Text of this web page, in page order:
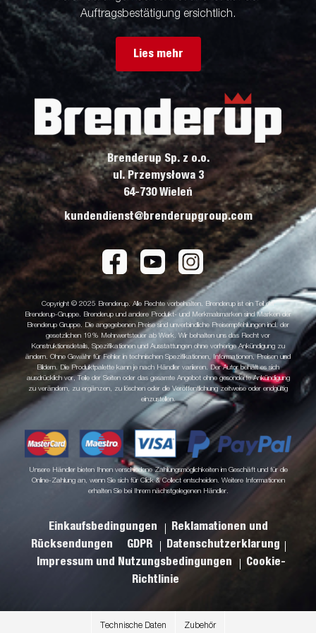
Technische Daten Zubehör
Auftragsbestätigung ersichtlich.
Lies mehr
Brenderup Sp. z o.o.
ul. Przemysłowa 3
64-730 Wieleń
kundendienst@brenderupgroup.com
Copyright © 2025 Brenderup. Alle Rechte vorbehalten. Brenderup ist ein Teil der
Brenderup-Gruppe. Brenderup und andere Produkt- und Merkmalsmarken sind Marken der
Brenderup Gruppe. Die angegebenen Preise sind unverbindliche Preisempfehlungen incl. der
gesetzlichen 19% Mehrwertsteuer ab Werk. Wir behalten uns das Recht vor
Konstruktionsdetails, Spezifikationen und Ausstattungen ohne vorherige Ankündigung zu
ändern. Ohne Gewähr für Fehler in technischen Spezifikationen, Informationen, Preisen und
Bildern. Die Produktpalette kann je nach Händler variieren. Der Autor behält es sich
ausdrücklich vor, Teile der Seiten oder das gesamte Angebot ohne gesonderte Ankündigung
zu verändern, zu ergänzen, zu löschen oder die Veröffentlichung zeitweise oder endgültig
einzustellen.
Unsere Händler bieten Ihnen verschiedene Zahlungsmöglichkeiten im Geschäft und für die
Online-Zahlung an, wenn Sie sich für Click & Collect entscheiden. Weitere Informationen
erhalten Sie bei Ihrem nächstgelegenen Händler.
Einkaufsbedingungen
Reklamationen und
Rücksendungen
GDPR
Datenschutzerklarung
Impressum und Nutzungsbedingungen
Cookie-
Richtlinie